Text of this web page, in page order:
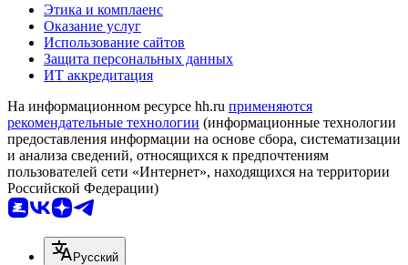
Этика и комплаенс
Оказание услуг
Использование сайтов
Защита персональных данных
ИТ аккредитация
На информационном ресурсе hh.ru применяются
рекомендательные технологии (информационные технологии
предоставления информации на основе сбора, систематизации
и анализа сведений, относящихся к предпочтениям
пользователей сети «Интернет», находящихся на территории
Российской Федерации)
Русский